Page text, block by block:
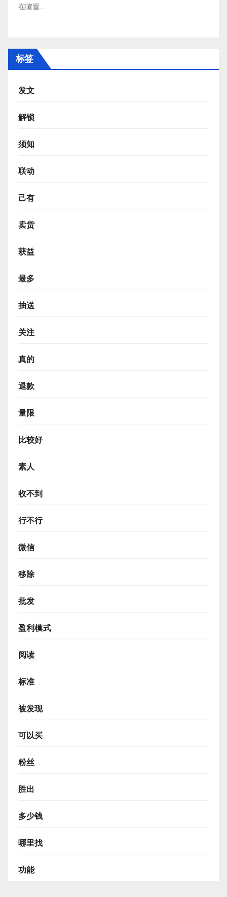
在喧嚣...
标签
发文
解锁
须知
联动
己有
卖货
获益
最多
抽送
关注
真的
退款
量限
比较好
素人
收不到
行不行
微信
移除
批发
盈利模式
阅读
标准
被发现
可以买
粉丝
胜出
多少钱
哪里找
功能